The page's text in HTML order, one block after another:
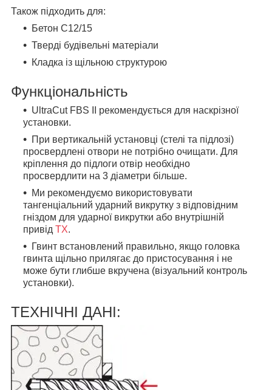
Також підходить для:
Бетон С12/15
Тверді будівельні матеріали
Кладка із щільною структурою
Функціональність
UltraCut FBS II рекомендується для наскрізної
установки.
При вертикальній установці (стелі та підлозі)
просвердлені отвори не потрібно очищати. Для
кріплення до підлоги отвір необхідно
просвердлити на 3 діаметри більше.
Ми рекомендуємо використовувати
тангенціальний ударний викрутку з відповідним
гніздом для ударної викрутки або внутрішній
привід TX.
Гвинт встановлений правильно, якщо головка
гвинта щільно прилягає до пристосування і не
може бути глибше вкручена (візуальний контроль
установки).
ТЕХНІЧНІ ДАНІ: